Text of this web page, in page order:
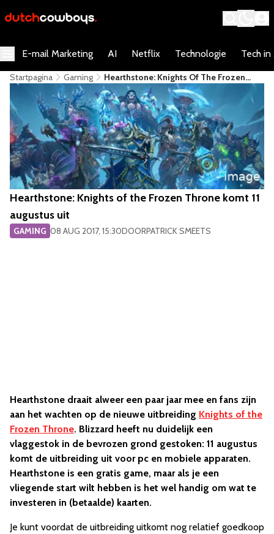
E-mail Marketing AI Netflix Technologie Tech in
Startpagina Gaming
Hearthstone: Knights Of The Frozen
Throne Komt 11 Augustus Uit
Hearthstone: Knights of the Frozen Throne komt 11
augustus uit
GAMING 08 AUG 2017, 15:30DOORPATRICK SMEETS
Hearthstone draait alweer een paar jaar mee en fans zijn
aan het wachten op de nieuwe uitbreiding Knights of the
Frozen Throne. Blizzard heeft nu duidelijk een
vlaggestok in de bevrozen grond gestoken: 11 augustus
komt de uitbreiding uit voor pc en mobiele apparaten.
Hearthstone is een gratis game, maar als je een
vliegende start wilt hebben is het wel handig om wat te
investeren in (betaalde) kaarten.
Je kunt voordat de uitbreiding uitkomt nog relatief goedkoop